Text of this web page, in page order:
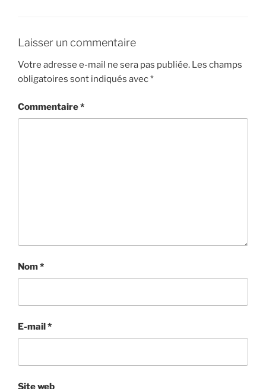
Laisser un commentaire
Votre adresse e-mail ne sera pas publiée. Les champs
obligatoires sont indiqués avec*
Commentaire*
Nom*
E-mail*
Site web